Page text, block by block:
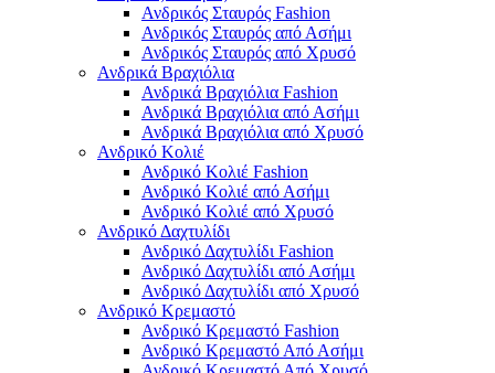
Ανδρικός Σταυρός Fashion
Ανδρικός Σταυρός από Ασήμι
Ανδρικός Σταυρός από Χρυσό
Ανδρικά Βραχιόλια
Ανδρικά Βραχιόλια Fashion
Ανδρικά Βραχιόλια από Ασήμι
Ανδρικά Βραχιόλια από Χρυσό
Ανδρικό Κολιέ
Ανδρικό Κολιέ Fashion
Ανδρικό Κολιέ από Ασήμι
Ανδρικό Κολιέ από Χρυσό
Ανδρικό Δαχτυλίδι
Ανδρικό Δαχτυλίδι Fashion
Ανδρικό Δαχτυλίδι από Ασήμι
Ανδρικό Δαχτυλίδι από Χρυσό
Ανδρικό Κρεμαστό
Ανδρικό Κρεμαστό Fashion
Ανδρικό Κρεμαστό Από Ασήμι